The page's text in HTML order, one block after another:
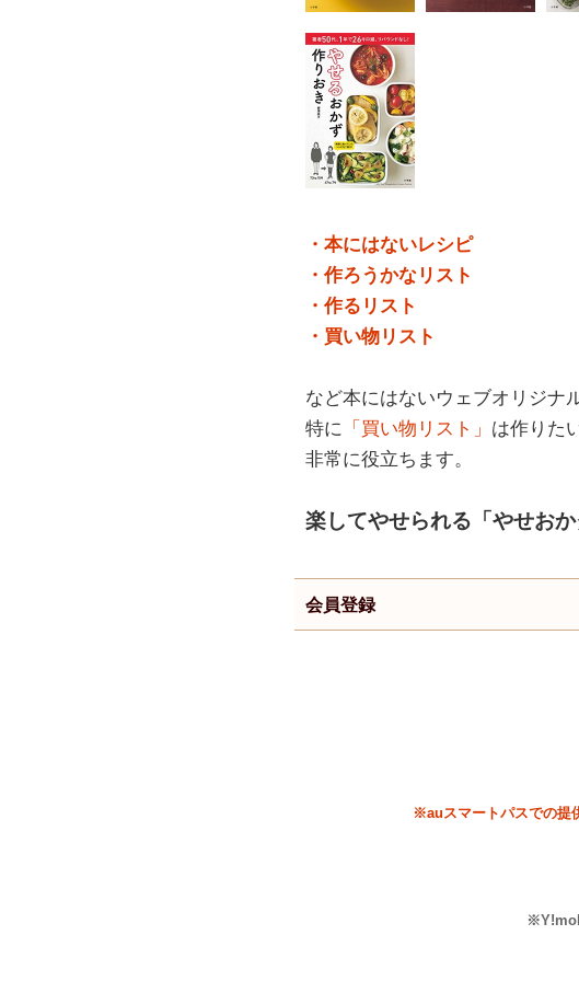
・本にはないレシピ
・作ろうかなリスト
・作るリスト
・買い物リスト
など本にはないウェブオリジナ
特に 「買い物リスト」 は作りた
非常に役立ちます。
楽してやせられる「やせお
会員登録
※auスマートパスでの提